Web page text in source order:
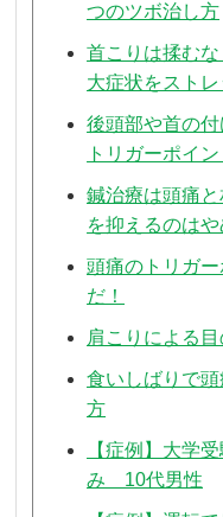
つのツボ治し方
首こりは揉む
大症状をスト
後頭部や首の
トリガーポイ
鍼治療は頭痛
を抑えるのはや
頭痛のトリガ
だ！
肩こりによる
食いしばりで
方
【症例】大学
み 10代男性